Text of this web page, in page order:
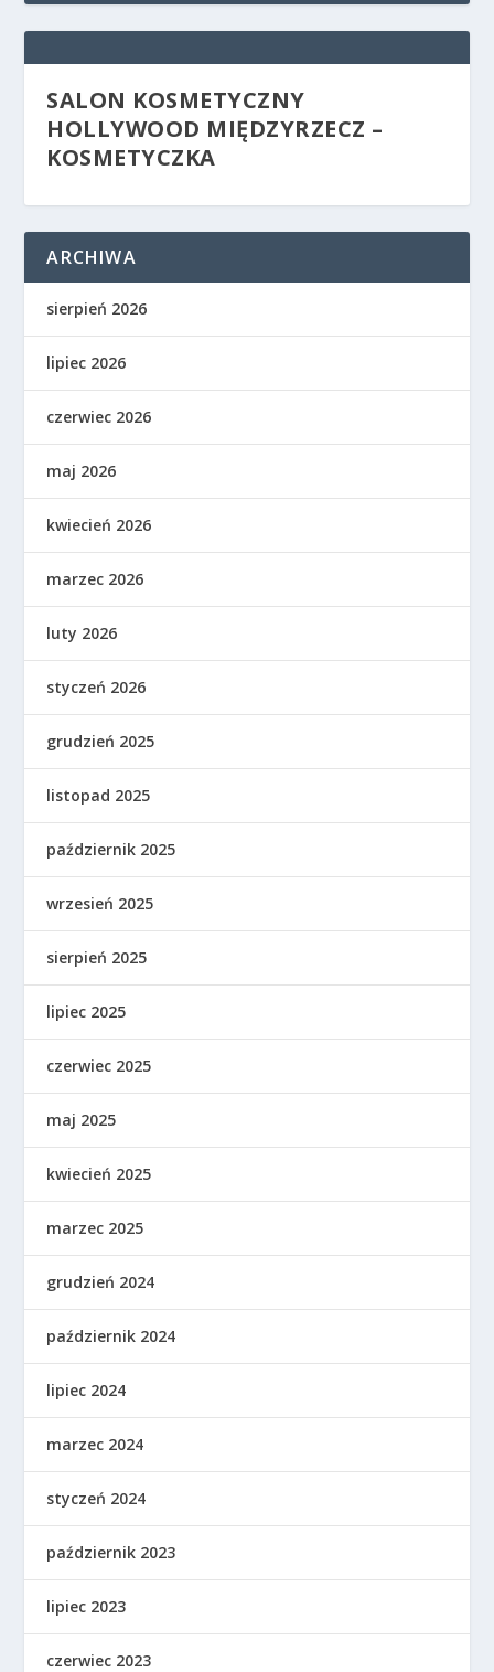
SALON KOSMETYCZNY
HOLLYWOOD MIĘDZYRZECZ –
KOSMETYCZKA
ARCHIWA
sierpień 2026
lipiec 2026
czerwiec 2026
maj 2026
kwiecień 2026
marzec 2026
luty 2026
styczeń 2026
grudzień 2025
listopad 2025
październik 2025
wrzesień 2025
sierpień 2025
lipiec 2025
czerwiec 2025
maj 2025
kwiecień 2025
marzec 2025
grudzień 2024
październik 2024
lipiec 2024
marzec 2024
styczeń 2024
październik 2023
lipiec 2023
czerwiec 2023